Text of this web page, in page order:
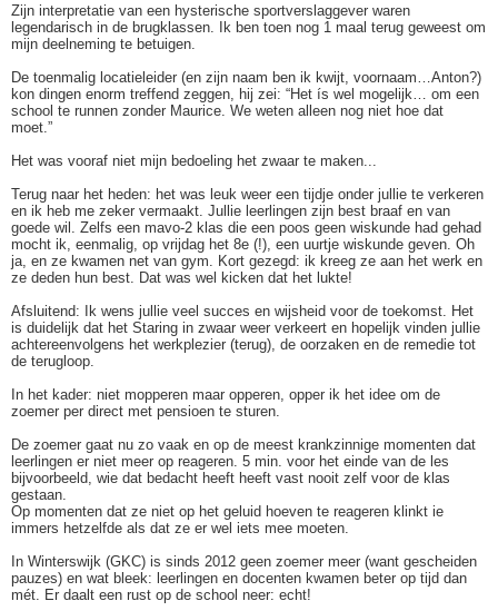
Zijn interpretatie van een hysterische sportverslaggever waren
legendarisch in de brugklassen. Ik ben toen nog 1 maal terug geweest om
mijn deelneming te betuigen.
De toenmalig locatieleider (en zijn naam ben ik kwijt, voornaam…Anton?)
kon dingen enorm treffend zeggen, hij zei: “Het ís wel mogelijk… om een
school te runnen zonder Maurice. We weten alleen nog niet hoe dat
moet.”
Het was vooraf niet mijn bedoeling het zwaar te maken...
Terug naar het heden: het was leuk weer een tijdje onder jullie te verkeren
en ik heb me zeker vermaakt. Jullie leerlingen zijn best braaf en van
goede wil. Zelfs een mavo-2 klas die een poos geen wiskunde had gehad
mocht ik, eenmalig, op vrijdag het 8e (!), een uurtje wiskunde geven. Oh
ja, en ze kwamen net van gym. Kort gezegd: ik kreeg ze aan het werk en
ze deden hun best. Dat was wel kicken dat het lukte!
Afsluitend: Ik wens jullie veel succes en wijsheid voor de toekomst. Het
is duidelijk dat het Staring in zwaar weer verkeert en hopelijk vinden jullie
achtereenvolgens het werkplezier (terug), de oorzaken en de remedie tot
de terugloop.
In het kader: niet mopperen maar opperen, opper ik het idee om de
zoemer per direct met pensioen te sturen.
De zoemer gaat nu zo vaak en op de meest krankzinnige momenten dat
leerlingen er niet meer op reageren. 5 min. voor het einde van de les
bijvoorbeeld, wie dat bedacht heeft heeft vast nooit zelf voor de klas
gestaan.
Op momenten dat ze niet op het geluid hoeven te reageren klinkt ie
immers hetzelfde als dat ze er wel iets mee moeten.
In Winterswijk (GKC) is sinds 2012 geen zoemer meer (want gescheiden
pauzes) en wat bleek: leerlingen en docenten kwamen beter op tijd dan
mét. Er daalt een rust op de school neer: echt!